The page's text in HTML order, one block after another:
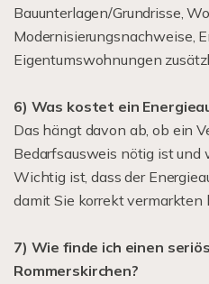
Bauunterlagen/Grundrisse,
Modernisierungsnachweise,
Eigentumswohnungen
6) Was kostet ein
Das hängt davon ab, ob ein
Bedarfsausweis nötig ist und
Wichtig ist, dass der
damit Sie korrekt vermarkten
7) Wie finde ich einen
Rommerskirchen?